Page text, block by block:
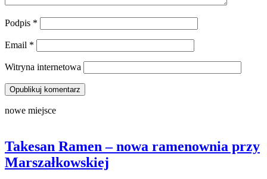
Podpis *
Email *
Witryna internetowa
nowe miejsce
Takesan Ramen – nowa ramenownia przy
Marszałkowskiej